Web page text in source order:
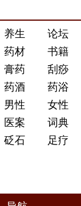
养生
论坛
药材
书籍
膏药
刮痧
药酒
药浴
男性
女性
医案
词典
砭石 足疗